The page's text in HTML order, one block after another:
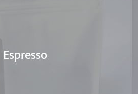
Espresso